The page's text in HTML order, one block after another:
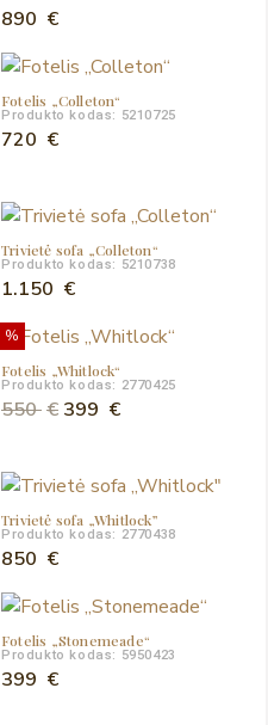
890 €
Fotelis „Colleton“
Produkto kodas: 5210725
720 €
Trivietė sofa „Colleton“
Produkto kodas: 5210738
1.150 €
%
Fotelis „Whitlock“
Produkto kodas: 2770425
550€ Original
550 €.
399 €Current
399 €.
Trivietė sofa „Whitlock”
Produkto kodas: 2770438
850 €
Fotelis „Stonemeade“
Produkto kodas: 5950423
399 €